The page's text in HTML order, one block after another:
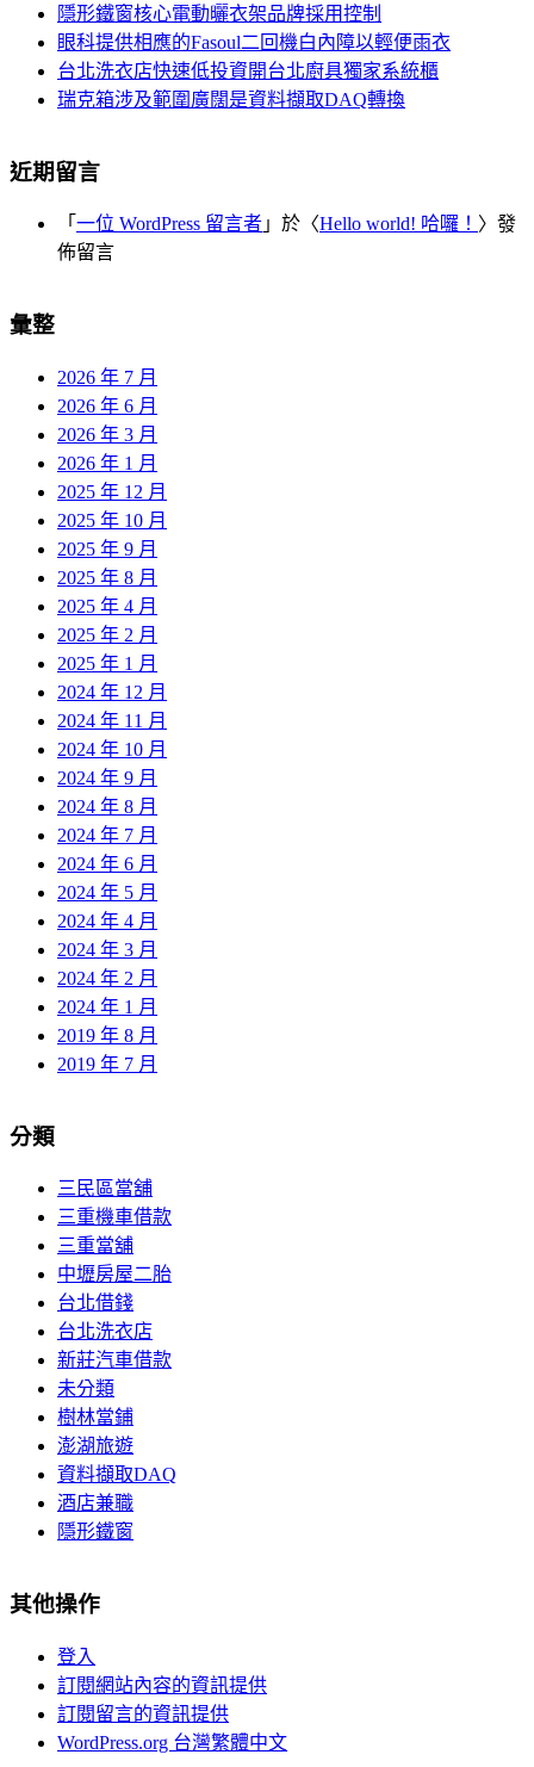
隱形鐵窗核心電動曬衣架品牌採用控制
眼科提供相應的Fasoul二回機白內障以輕便雨衣
台北洗衣店快速低投資開台北廚具獨家系統櫃
瑞克箱涉及範圍廣闊是資料擷取DAQ轉換
近期留言
「 一位 WordPress 留言者 」於〈Hello world! 哈囉！ 〉發
佈留言
彙整
2026 年 7 月
2026 年 6 月
2026 年 3 月
2026 年 1 月
2025 年 12 月
2025 年 10 月
2025 年 9 月
2025 年 8 月
2025 年 4 月
2025 年 2 月
2025 年 1 月
2024 年 12 月
2024 年 11 月
2024 年 10 月
2024 年 9 月
2024 年 8 月
2024 年 7 月
2024 年 6 月
2024 年 5 月
2024 年 4 月
2024 年 3 月
2024 年 2 月
2024 年 1 月
2019 年 8 月
2019 年 7 月
分類
三民區當舖
三重機車借款
三重當舖
中壢房屋二胎
台北借錢
台北洗衣店
新莊汽車借款
未分類
樹林當鋪
澎湖旅遊
資料擷取DAQ
酒店兼職
隱形鐵窗
其他操作
登入
訂閱網站內容的資訊提供
訂閱留言的資訊提供
WordPress.org 台灣繁體中文